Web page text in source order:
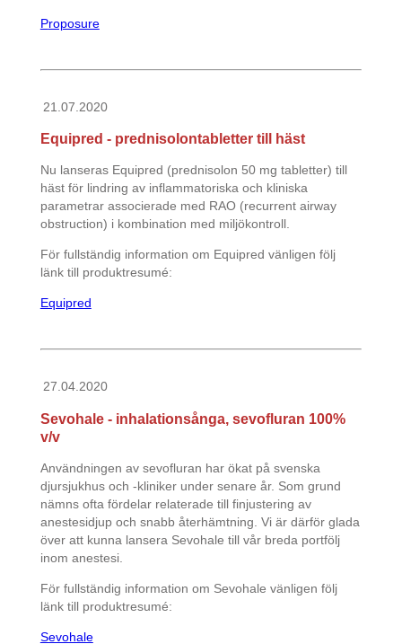
Proposure
21.07.2020
Equipred - prednisolontabletter till häst
Nu lanseras Equipred (prednisolon 50 mg tabletter) till
häst för lindring av inflammatoriska och kliniska
parametrar associerade med RAO (recurrent airway
obstruction) i kombination med miljökontroll.
För fullständig information om Equipred vänligen följ
länk till produktresumé:
Equipred
27.04.2020
Sevohale - inhalationsånga, sevofluran 100%
v/v
Användningen av sevofluran har ökat på svenska
djursjukhus och -kliniker under senare år. Som grund
nämns ofta fördelar relaterade till finjustering av
anestesidjup och snabb återhämtning. Vi är därför glada
över att kunna lansera Sevohale till vår breda portfölj
inom anestesi.
För fullständig information om Sevohale vänligen följ
länk till produktresumé:
Sevohale